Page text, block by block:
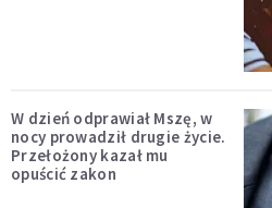
W dzień odprawiał Mszę, w
nocy prowadził drugie życie.
Przełożony kazał mu
opuścić zakon